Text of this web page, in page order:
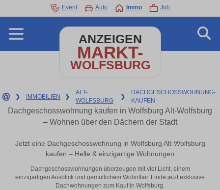
Event Auto Immo Job
ANZEIGEN
MARKT-
WOLFSBURG
❯ IMMOBILIEN ❯
ALT-
WOLFSBURG
❯
DACHGESCHOSSWOHNUNG-
KAUFEN
Dachgeschosswohnung kaufen in Wolfsburg Alt-Wolfsburg
– Wohnen über den Dächern der Stadt
Jetzt eine Dachgeschosswohnung in Wolfsburg Alt-Wolfsburg
kaufen – Helle & einzigartige Wohnungen
Dachgeschosswohnungen überzeugen mit viel Licht, einem
einzigartigen Ausblick und gemütlichem Wohnflair. Finde jetzt exklusive
Dachwohnungen zum Kauf in Wolfsburg.